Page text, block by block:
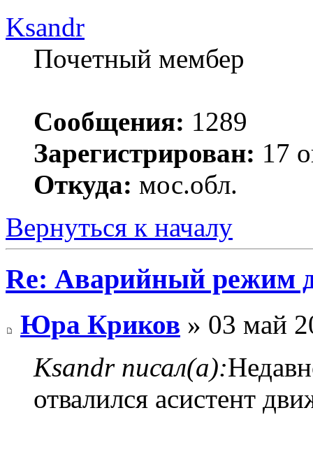
Ksandr
Почетный мембер
Сообщения: 1289
Зарегистрирован: 17
Откуда: мос.обл.
Вернуться к началу
Re: Аварийный режим
Юра Криков » 03 май
Ksandr писал(а):
отвалился асистент